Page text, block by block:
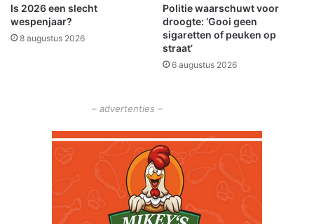
V
B
a
e
Is 2026 een slecht
wespenjaar?
8 augustus 2026
Politie waarschuwt voor
droogte: ‘Gooi geen
sigaretten of peuken op
straat’
6 augustus 2026
– advertenties –